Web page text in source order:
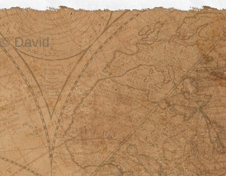
© David